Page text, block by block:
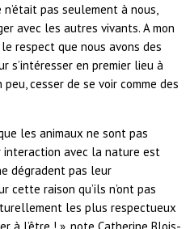
pas seulement à nous,
avec les autres vivants. A mon
respect que nous avons des
s’intéresser en premier lieu à
cesser de se voir comme des
les animaux ne sont pas
avec la nature est
dégradent pas leur
cette raison qu’ils n’ont pas
les plus respectueux